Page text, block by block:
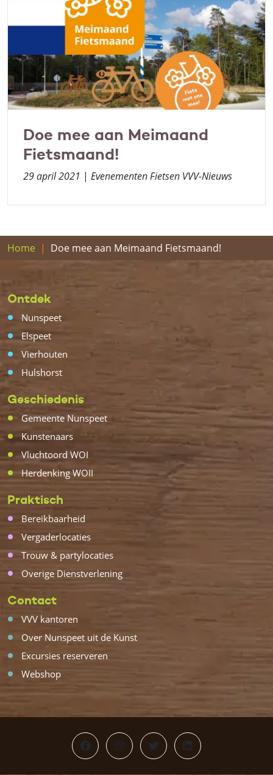
Doe mee aan Meimaand
Fietsmaand!
29 april 2021 | Evenementen Fietsen VVV-Nieuws
Home Doe mee aan Meimaand Fietsmaand!
Ontdek
Nunspeet
Elspeet
Vierhouten
Hulshorst
Geschiedenis
Gemeente Nunspeet
Kunstenaars
Vluchtoord WOI
Herdenking WOII
Praktisch
Bereikbaarheid
Vergaderlocaties
Trouw & partylocaties
Overige Dienstverlening
Contact
VVV kantoren
Over Nunspeet uit de Kunst
Excursies reserveren
Webshop
FacebookInstagram
TwitterLinkedIn